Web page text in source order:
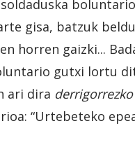
gisa, batzuk
horren gaizki...
gutxi lortu
ari dira derrigorrezko
“Urtebeteko